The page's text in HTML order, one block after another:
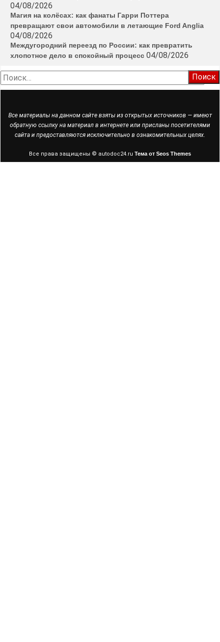
04/08/2026
Магия на колёсах: как фанаты Гарри Поттера
превращают свои автомобили в летающие Ford Anglia
04/08/2026
Междугородний переезд по России: как превратить
хлопотное дело в спокойный процесс 04/08/2026
Найти:
Все материалы на данном сайте взяты из открытых источников — имеют
обратную ссылку на материал в интернете или присланы посетителями
сайта и предоставляются исключительно в ознакомительных целях.
Все права защищены © autodoc24.ru Тема от Seos Themes